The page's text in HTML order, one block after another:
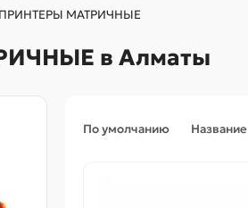
ПРИНТЕРЫ МАТРИЧНЫЕ
в Алматы
По умолчанию Название